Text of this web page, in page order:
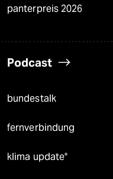
panterpreis 2026
Podcast
bundestalk
fernverbindung
klima update°